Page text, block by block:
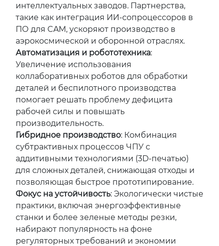
интеллектуальных заводов. Партнерства,
такие как интеграция ИИ-сопроцессоров в
ПО для CAM, ускоряют производство в
аэрокосмической и оборонной отраслях.
Автоматизация и робототехника:
Увеличение использования
коллаборативных роботов для обработки
деталей и беспилотного производства
помогает решать проблему дефицита
рабочей силы и повышать
производительность.
Гибридное производство: Комбинация
субтрактивных процессов ЧПУ с
аддитивными технологиями (3D-печатью)
для сложных деталей, снижающая отходы и
позволяющая быстрое прототипирование.
Фокус на устойчивость: Экологически чистые
практики, включая энергоэффективные
станки и более зеленые методы резки,
набирают популярность на фоне
регуляторных требований и экономии